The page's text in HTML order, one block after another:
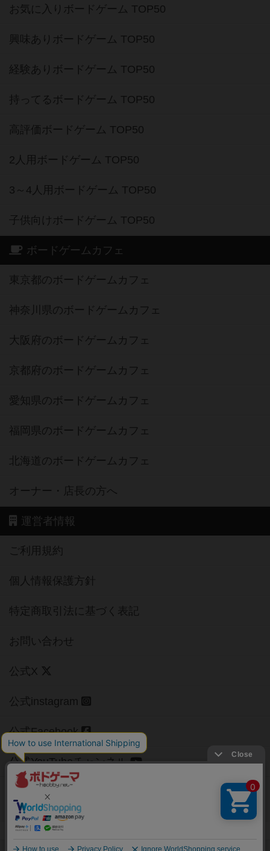
お気に入りボードゲーム TOP50
興味ありボードゲーム TOP50
経験ありボードゲーム TOP50
持ってるボードゲーム TOP50
高評価ボードゲーム TOP50
2人用ボードゲーム TOP50
3～4人用ボードゲーム TOP50
子供向けボードゲーム TOP50
ボードゲームカフェ
東京都のボードゲームカフェ
神奈川県のボードゲームカフェ
大阪府のボードゲームカフェ
京都府のボードゲームカフェ
愛知県のボードゲームカフェ
福岡県のボードゲームカフェ
北海道のボードゲームカフェ
オーナー・店長の方へ
運営者情報
ご利用規約
個人情報保護方針
特定商取引法に基づく表記
お問い合わせ
公式X
公式instagram
公式Facebook
公式YouTubeチャンネル